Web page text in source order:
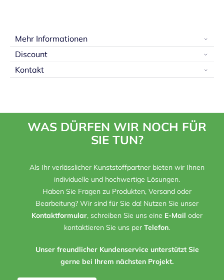
Mehr Informationen
Discount
Kontakt
WAS DÜRFEN WIR NOCH FÜR
SIE TUN?
Als Ihr verlässlicher Kunststoffpartner bieten wir Ihnen
individuelle und hochwertige Lösungen.
Haben Sie Fragen zu Produkten, Versand oder
Bearbeitung? Wir sind für Sie da! Nutzen Sie unser
Kontaktformular, schreiben Sie uns eine E-Mail oder
kontaktieren Sie uns per Telefon.
Unser freundlicher Kundenservice unterstützt Sie
gerne bei Ihrem nächsten Projekt.